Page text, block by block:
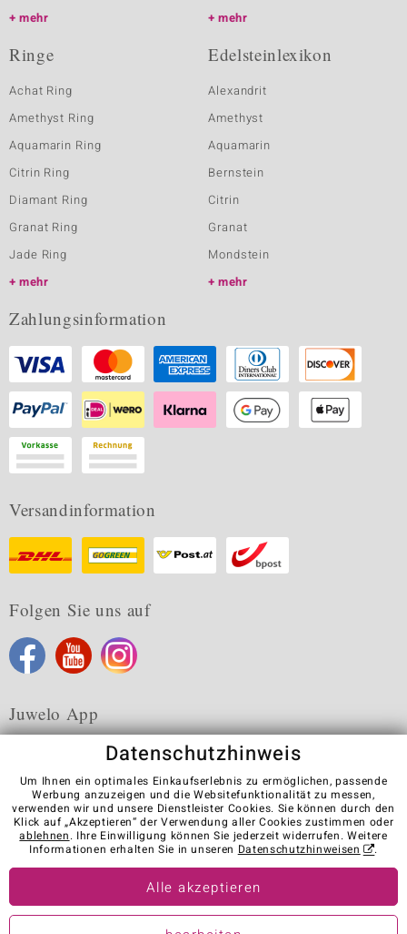
mehr
mehr
Ringe
Achat Ring
Amethyst Ring
Aquamarin Ring
Citrin Ring
Diamant Ring
Granat Ring
Jade Ring
mehr
Edelsteinlexikon
Alexandrit
Amethyst
Aquamarin
Bernstein
Citrin
Granat
Mondstein
mehr
Zahlungsinformation
Versandinformation
Folgen Sie uns auf
Juwelo App
Karriere AGB Datenschutz Cookies
Impressum
Kontakt
Vertrag widerrufen
Visit our stores in other countries:
© Juwelo Deutschland GmbH (ein Tochterunternehmen der elumeo
Datenschutzhinweis
Um Ihnen ein optimales Einkaufserlebnis zu ermöglichen, passende
Werbung anzuzeigen und die Websitefunktionalität zu messen,
verwenden wir und unsere Dienstleister Cookies. Sie können durch den
Klick auf „Akzeptieren“ der Verwendung aller Cookies zustimmen oder
ablehnen. Ihre Einwilligung können Sie jederzeit widerrufen. Weitere
Informationen erhalten Sie in unseren Datenschutzhinweisen .
Alle akzeptieren